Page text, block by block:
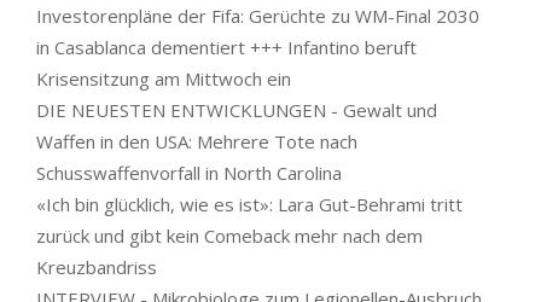
Investorenpläne der Fifa: Gerüchte zu WM-Final 2030
in Casablanca dementiert +++ Infantino beruft
Krisensitzung am Mittwoch ein
DIE NEUESTEN ENTWICKLUNGEN - Gewalt und
Waffen in den USA: Mehrere Tote nach
Schusswaffenvorfall in North Carolina
«Ich bin glücklich, wie es ist»: Lara Gut-Behrami tritt
zurück und gibt kein Comeback mehr nach dem
Kreuzbandriss